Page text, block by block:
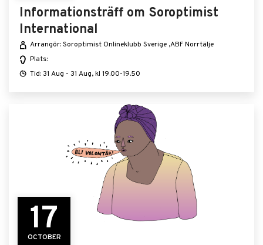
Informationsträff om Soroptimist
International
Arrangör: Soroptimist Onlineklubb Sverige ,ABF Norrtälje
Plats:
Tid: 31 Aug - 31 Aug, kl 19.00-19.50
17
OCTOBER